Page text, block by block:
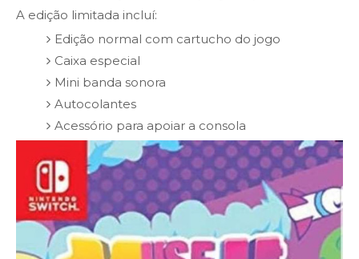
A edição limitada incluí:
Edição normal com cartucho do jogo
Caixa especial
Mini banda sonora
Autocolantes
Acessório para apoiar a consola